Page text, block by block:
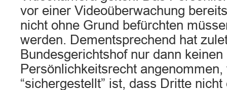
vor einer Videoüberwachung
nicht ohne Grund befürchten
werden. Dementsprechend hat
Bundesgerichtshof nur dann
Persönlichkeitsrecht angenommen,
“sichergestellt” ist, dass Dritte